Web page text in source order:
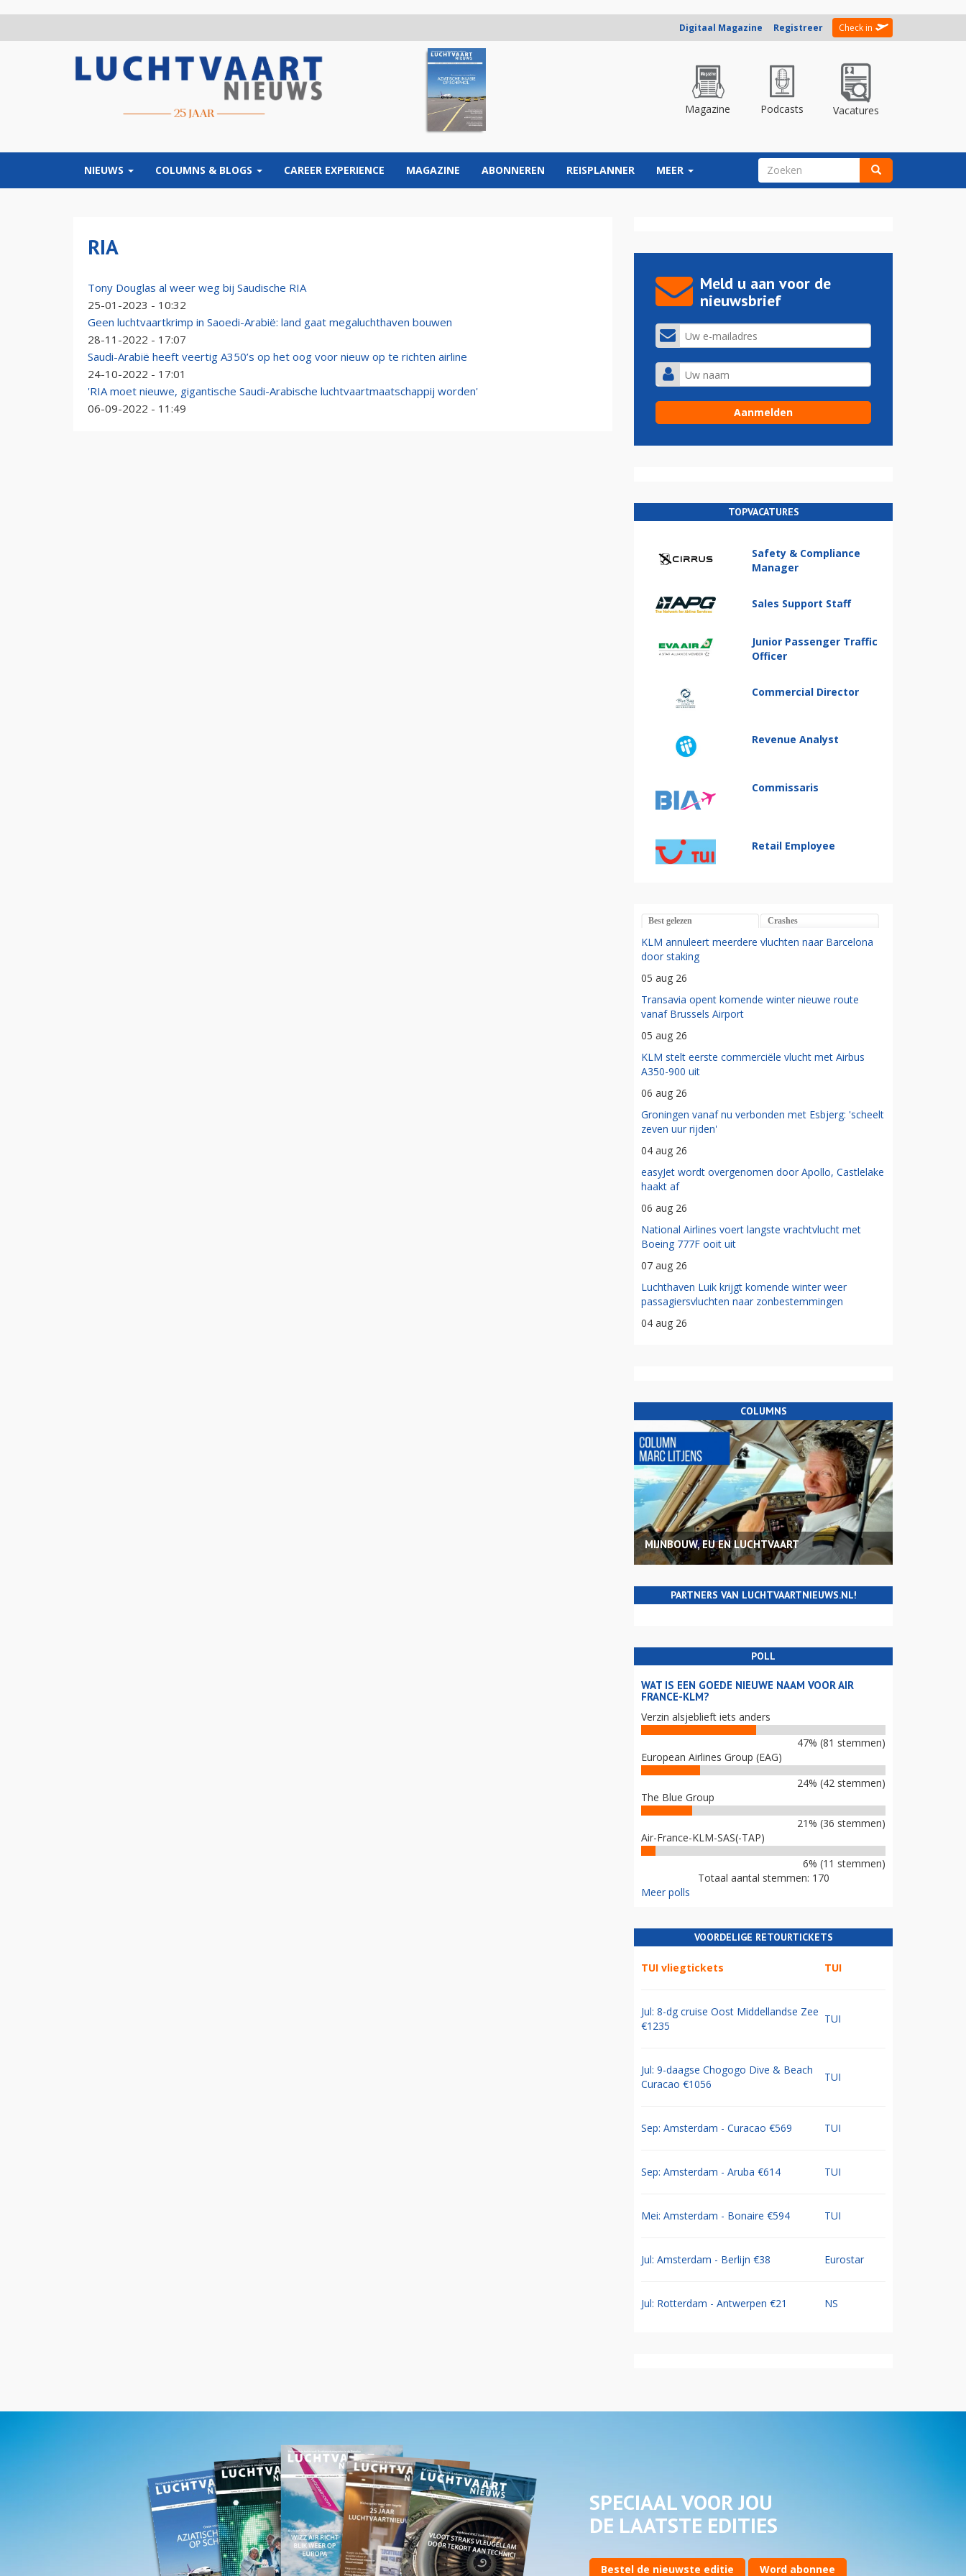
Digitaal Magazine Registreer Check in
Magazine Podcasts Vacatures
NIEUWS COLUMNS & BLOGS CAREER EXPERIENCE MAGAZINE ABONNEREN REISPLANNER MEER ZOEKVELD
RIA
Tony Douglas al weer weg bij Saudische RIA
25-01-2023 - 10:32
Geen luchtvaartkrimp in Saoedi-Arabië: land gaat megaluchthaven bouwen
28-11-2022 - 17:07
Saudi-Arabië heeft veertig A350’s op het oog voor nieuw op te richten airline
24-10-2022 - 17:01
'RIA moet nieuwe, gigantische Saudi-Arabische luchtvaartmaatschappij worden'
06-09-2022 - 11:49
Meld u aan voor de
nieuwsbrief
TOPVACATURES
Safety & Compliance
Manager
Sales Support Staff
Junior Passenger Traffic
Officer
Commercial Director
Revenue Analyst
Commissaris
Retail Employee
Best gelezen Crashes
KLM annuleert meerdere vluchten naar Barcelona
door staking
05 aug 26
Transavia opent komende winter nieuwe route
vanaf Brussels Airport
05 aug 26
KLM stelt eerste commerciële vlucht met Airbus
A350-900 uit
06 aug 26
Groningen vanaf nu verbonden met Esbjerg: 'scheelt
zeven uur rijden'
04 aug 26
easyJet wordt overgenomen door Apollo, Castlelake
haakt af
06 aug 26
National Airlines voert langste vrachtvlucht met
Boeing 777F ooit uit
07 aug 26
Luchthaven Luik krijgt komende winter weer
passagiersvluchten naar zonbestemmingen
04 aug 26
COLUMNS
MIJNBOUW, EU EN LUCHTVAART
PARTNERS VAN LUCHTVAARTNIEUWS.NL!
POLL
WAT IS EEN GOEDE NIEUWE NAAM VOOR AIR
FRANCE-KLM?
Verzin alsjeblieft iets anders
47% (81 stemmen)
European Airlines Group (EAG)
24% (42 stemmen)
The Blue Group
21% (36 stemmen)
Air-France-KLM-SAS(-TAP)
6% (11 stemmen)
Totaal aantal stemmen: 170
Meer polls
VOORDELIGE RETOURTICKETS
TUI vliegtickets TUI
Jul: 8-dg cruise Oost Middellandse Zee
€1235
TUI
Jul: 9-daagse Chogogo Dive & Beach
Curacao €1056
TUI
Sep: Amsterdam - Curacao €569 TUI
Sep: Amsterdam - Aruba €614 TUI
Mei: Amsterdam - Bonaire €594 TUI
Jul: Amsterdam - Berlijn €38 Eurostar
Jul: Rotterdam - Antwerpen €21 NS
SPECIAAL VOOR JOU
DE LAATSTE EDITIES
Bestel de nieuwste editie Word abonnee